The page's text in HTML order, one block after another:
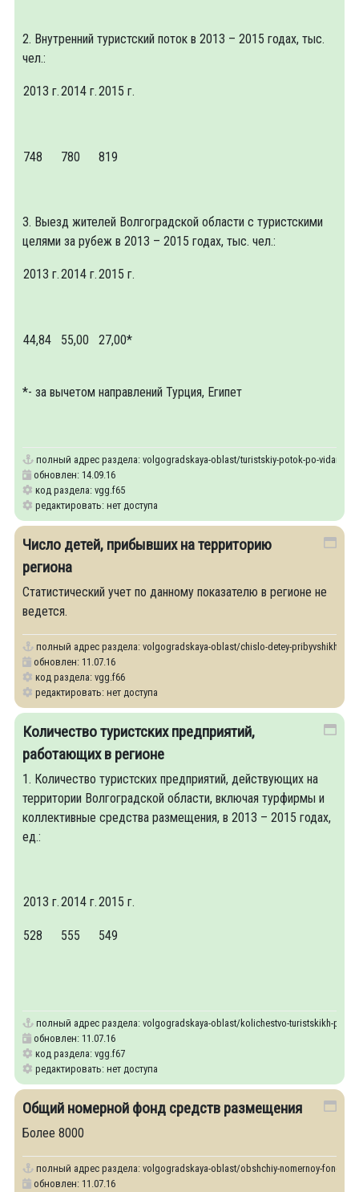
2. Внутренний туристский поток в 2013 – 2015 годах, тыс.
чел.:
2013 г.2014 г.2015 г.
748 780 819
3. Выезд жителей Волгоградской области с туристскими
целями за рубеж в 2013 – 2015 годах, тыс. чел.:
2013 г.2014 г.2015 г.
44,84 55,00 27,00*
*- за вычетом направлений Турция, Египет
полный адрес раздела: volgogradskaya-oblast/turistskiy-potok-po-vidam-
обновлен: 14.09.16
код раздела: vgg.f65
редактировать: нет доступа
Число детей, прибывших на территорию
региона
Статистический учет по данному показателю в регионе не
ведется.
полный адрес раздела: volgogradskaya-oblast/chislo-detey-pribyvshikh-na-
обновлен: 11.07.16
код раздела: vgg.f66
редактировать: нет доступа
Количество туристских предприятий,
работающих в регионе
1. Количество туристских предприятий, действующих на
территории Волгоградской области, включая турфирмы и
коллективные средства размещения, в 2013 – 2015 годах,
ед.:
2013 г.2014 г.2015 г.
528 555 549
полный адрес раздела: volgogradskaya-oblast/kolichestvo-turistskikh-
обновлен: 11.07.16
код раздела: vgg.f67
редактировать: нет доступа
Общий номерной фонд средств размещения
Более 8000
полный адрес раздела: volgogradskaya-oblast/obshchiy-nomernoy-fond-
обновлен: 11.07.16